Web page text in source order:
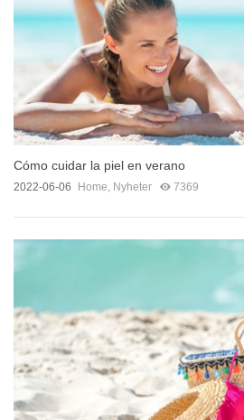
Cómo cuidar la piel en verano
2022-06-06 Home Nyheter 7369